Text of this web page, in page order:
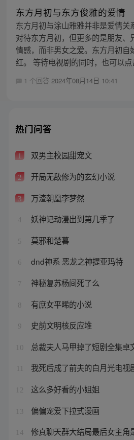
东方月初与东方俊雅的爱情
东方月初与涂山雅雅并非是爱情关
对待东方月初，但更多的是朋友、
情感，而非男女之爱。东方月初自
红。 等待电视剧的同时，也可以
1 个回答 2024年08月14日 10:41
热门问答
1 双男主校园甜宠文
2 开局无敌修为的玄幻小说
3 万渣朝凰李梦然
4 妖神记动漫出到第几季了
5 莫邪和楚暮
6 dnd神系 恶龙之神提亚玛特
7 神秘复苏杨间死了么
8 有庶女平晞的小说
9 史前文明核反应堆
10 总裁夫人马甲掉了短剧全集卓
我死后成了前夫的白月光电视
12 这么多好看的小姐姐
13 偏偏宠爱下拉式漫画
14 修真聊天群大结局最后女主角